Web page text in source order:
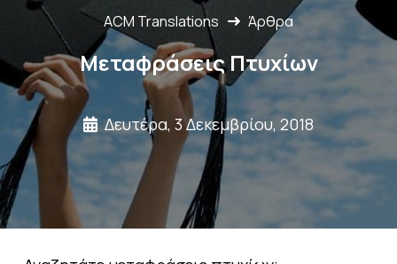
ACM Translations Άρθρα
Μεταφράσεις Πτυχίων
Δευτέρα, 3 Δεκεμβρίου, 2018